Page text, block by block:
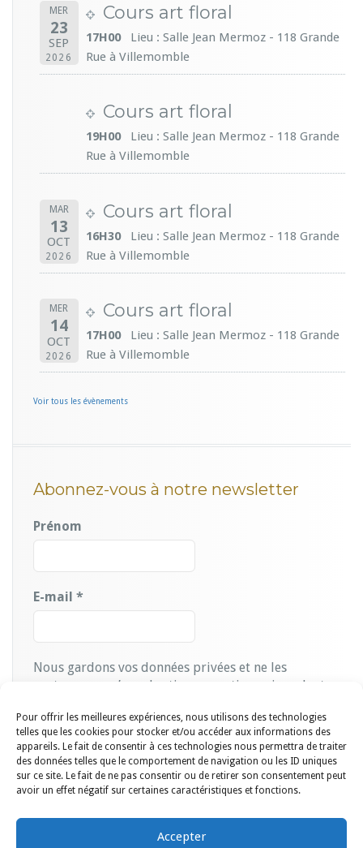
Pour offrir les meilleures expériences, nous utilisons des technologies
telles que les cookies pour stocker et/ou accéder aux informations des
appareils. Le fait de consentir à ces technologies nous permettra de traiter
des données telles que le comportement de navigation ou les ID uniques
sur ce site. Le fait de ne pas consentir ou de retirer son consentement peut
avoir un effet négatif sur certaines caractéristiques et fonctions.
Accepter
MER
23
SEP
2026
Cours art floral
17H00
Lieu : Salle Jean Mermoz - 118 Grande
Rue à Villemomble
Cours art floral
19H00
Lieu : Salle Jean Mermoz - 118 Grande
Rue à Villemomble
MAR
13
OCT
2026
Cours art floral
16H30
Lieu : Salle Jean Mermoz - 118 Grande
Rue à Villemomble
MER
14
OCT
2026
Cours art floral
17H00
Lieu : Salle Jean Mermoz - 118 Grande
Rue à Villemomble
Voir tous les évènements
Abonnez-vous à notre newsletter
Prénom
E-mail *
Nous gardons vos données privées et ne les
partageons qu’avec les tierces parties qui rendent ce
confidentialité.